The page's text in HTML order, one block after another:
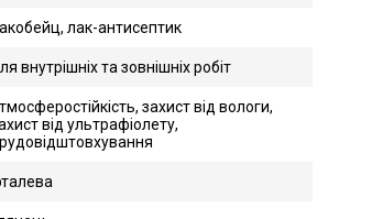
лак-антисептик
внутрішніх та зовнішніх робіт
захист від вологи,
від ультрафіолету,